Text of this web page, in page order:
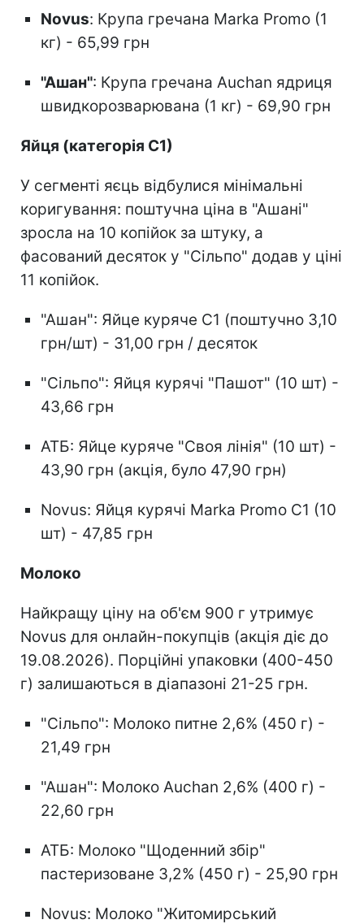
Novus: Крупа гречана Marka Promo (1
кг) - 65,99 грн
"Ашан": Крупа гречана Auchan ядриця
швидкорозварювана (1 кг) - 69,90 грн
Яйця (категорія С1)
У сегменті яєць відбулися мінімальні
коригування: поштучна ціна в "Ашані"
зросла на 10 копійок за штуку, а
фасований десяток у "Сільпо" додав у ціні
11 копійок.
"Ашан": Яйце куряче С1 (поштучно 3,10
грн/шт) - 31,00 грн / десяток
"Сільпо": Яйця курячі "Пашот" (10 шт) -
43,66 грн
АТБ: Яйце куряче "Своя лінія" (10 шт) -
43,90 грн (акція, було 47,90 грн)
Novus: Яйця курячі Marka Promo С1 (10
шт) - 47,85 грн
Молоко
Найкращу ціну на об'єм 900 г утримує
Novus для онлайн-покупців (акція діє до
19.08.2026). Порційні упаковки (400-450
г) залишаються в діапазоні 21-25 грн.
"Сільпо": Молоко питне 2,6% (450 г) -
21,49 грн
"Ашан": Молоко Auchan 2,6% (400 г) -
22,60 грн
АТБ: Молоко "Щоденний збір"
пастеризоване 3,2% (450 г) - 25,90 грн
Novus: Молоко "Житомирський